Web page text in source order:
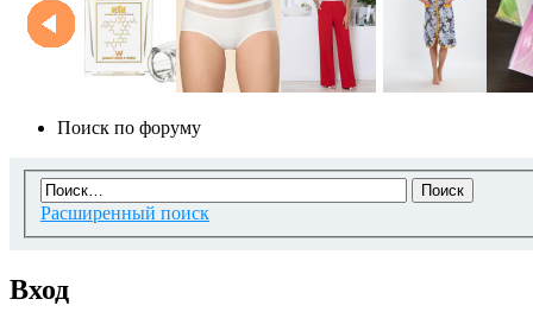
Поиск по форуму
Расширенный поиск
Вход